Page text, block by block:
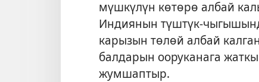
мүшкүлүн көтөрө албай
Индиянын түштүк-
карызын төлөй албай
балдарын ооруканага
жумшаптыр.